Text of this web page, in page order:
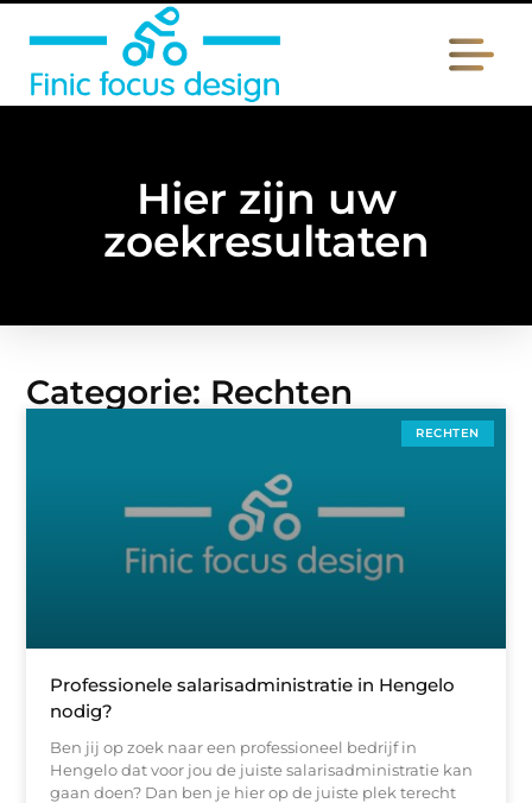
Hier zijn uw
zoekresultaten
Categorie: Rechten
RECHTEN
Professionele salarisadministratie in Hengelo
nodig?
Ben jij op zoek naar een professioneel bedrijf in
Hengelo dat voor jou de juiste salarisadministratie kan
gaan doen? Dan ben je hier op de juiste plek terecht